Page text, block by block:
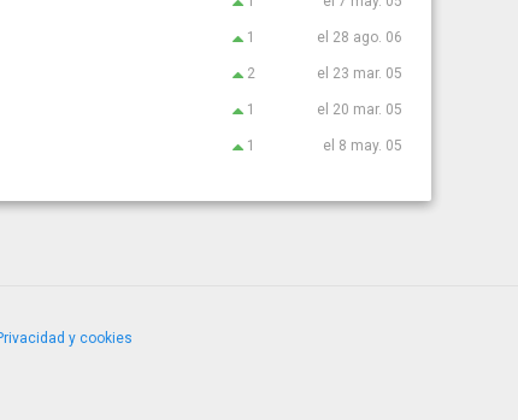
1 el 28 ago. 06
2 el 23 mar. 05
1 el 20 mar. 05
1 el 8 may. 05
y cookies